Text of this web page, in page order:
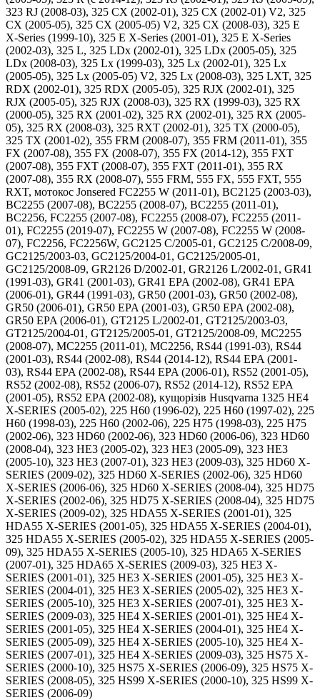
323 RJ (2008-03), 325 CX (2002-01), 325 CX (2002-01) V2, 325
CX (2005-05), 325 CX (2005-05) V2, 325 CX (2008-03), 325 E
X-Series (1999-10), 325 E X-Series (2001-01), 325 E X-Series
(2002-03), 325 L, 325 LDx (2002-01), 325 LDx (2005-05), 325
LDx (2008-03), 325 Lx (1999-03), 325 Lx (2002-01), 325 Lx
(2005-05), 325 Lx (2005-05) V2, 325 Lx (2008-03), 325 LXT, 325
RDX (2002-01), 325 RDX (2005-05), 325 RJX (2002-01), 325
RJX (2005-05), 325 RJX (2008-03), 325 RX (1999-03), 325 RX
(2000-05), 325 RX (2001-02), 325 RX (2002-01), 325 RX (2005-
05), 325 RX (2008-03), 325 RXT (2002-01), 325 TX (2000-05),
325 TX (2001-02), 355 FRM (2008-07), 355 FRM (2011-01), 355
FX (2007-08), 355 FX (2008-07), 355 FX (2014-12), 355 FXT
(2007-08), 355 FXT (2008-07), 355 FXT (2011-01), 355 RX
(2007-08), 355 RX (2008-07), 555 FRM, 555 FX, 555 FXT, 555
RXT, мотокос Jonsered FC2255 W (2011-01), BC2125 (2003-03),
BC2255 (2007-08), BC2255 (2008-07), BC2255 (2011-01),
BC2256, FC2255 (2007-08), FC2255 (2008-07), FC2255 (2011-
01), FC2255 (2019-07), FC2255 W (2007-08), FC2255 W (2008-
07), FC2256, FC2256W, GC2125 C/2005-01, GC2125 C/2008-09,
GC2125/2003-03, GC2125/2004-01, GC2125/2005-01,
GC2125/2008-09, GR2126 D/2002-01, GR2126 L/2002-01, GR41
(1991-03), GR41 (2001-03), GR41 EPA (2002-08), GR41 EPA
(2006-01), GR44 (1991-03), GR50 (2001-03), GR50 (2002-08),
GR50 (2006-01), GR50 EPA (2001-03), GR50 EPA (2002-08),
GR50 EPA (2006-01), GT2125 L/2002-01, GT2125/2003-03,
GT2125/2004-01, GT2125/2005-01, GT2125/2008-09, MC2255
(2008-07), MC2255 (2011-01), MC2256, RS44 (1991-03), RS44
(2001-03), RS44 (2002-08), RS44 (2014-12), RS44 EPA (2001-
03), RS44 EPA (2002-08), RS44 EPA (2006-01), RS52 (2001-05),
RS52 (2002-08), RS52 (2006-07), RS52 (2014-12), RS52 EPA
(2001-05), RS52 EPA (2002-08), кущорізів Husqvarna 1325 HE4
X-SERIES (2005-02), 225 H60 (1996-02), 225 H60 (1997-02), 225
H60 (1998-03), 225 H60 (2002-06), 225 H75 (1998-03), 225 H75
(2002-06), 323 HD60 (2002-06), 323 HD60 (2006-06), 323 HD60
(2008-04), 323 HE3 (2005-02), 323 HE3 (2005-09), 323 HE3
(2005-10), 323 HE3 (2007-01), 323 HE3 (2009-03), 325 HD60 X-
SERIES (2009-02), 325 HD60 X-SERIES (2002-06), 325 HD60
X-SERIES (2006-06), 325 HD60 X-SERIES (2008-04), 325 HD75
X-SERIES (2002-06), 325 HD75 X-SERIES (2008-04), 325 HD75
X-SERIES (2009-02), 325 HDA55 X-SERIES (2001-01), 325
HDA55 X-SERIES (2001-05), 325 HDA55 X-SERIES (2004-01),
325 HDA55 X-SERIES (2005-02), 325 HDA55 X-SERIES (2005-
09), 325 HDA55 X-SERIES (2005-10), 325 HDA65 X-SERIES
(2007-01), 325 HDA65 X-SERIES (2009-03), 325 HE3 X-
SERIES (2001-01), 325 HE3 X-SERIES (2001-05), 325 HE3 X-
SERIES (2004-01), 325 HE3 X-SERIES (2005-02), 325 HE3 X-
SERIES (2005-10), 325 HE3 X-SERIES (2007-01), 325 HE3 X-
SERIES (2009-03), 325 HE4 X-SERIES (2001-01), 325 HE4 X-
SERIES (2001-05), 325 HE4 X-SERIES (2004-01), 325 HE4 X-
SERIES (2005-09), 325 HE4 X-SERIES (2005-10), 325 HE4 X-
SERIES (2007-01), 325 HE4 X-SERIES (2009-03), 325 HS75 X-
SERIES (2000-10), 325 HS75 X-SERIES (2006-09), 325 HS75 X-
SERIES (2008-05), 325 HS99 X-SERIES (2000-10), 325 HS99 X-
SERIES (2006-09)